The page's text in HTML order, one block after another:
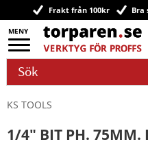
Meny
Frakt från 100kr Bra
KS TOOLS
1/4" BIT PH. 75MM.